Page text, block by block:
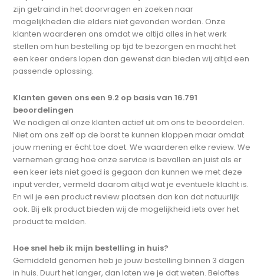
zijn getraind in het doorvragen en zoeken naar
mogelijkheden die elders niet gevonden worden. Onze
klanten waarderen ons omdat we altijd alles in het werk
stellen om hun bestelling op tijd te bezorgen en mocht het
een keer anders lopen dan gewenst dan bieden wij altijd een
passende oplossing.
Klanten geven ons een 9.2 op basis van 16.791
beoordelingen
We nodigen al onze klanten actief uit om ons te beoordelen.
Niet om ons zelf op de borst te kunnen kloppen maar omdat
jouw mening er écht toe doet. We waarderen elke review. We
vernemen graag hoe onze service is bevallen en juist als er
een keer iets niet goed is gegaan dan kunnen we met deze
input verder, vermeld daarom altijd wat je eventuele klacht is.
En wil je een product review plaatsen dan kan dat natuurlijk
ook. Bij elk product bieden wij de mogelijkheid iets over het
product te melden.
Hoe snel heb ik mijn bestelling in huis?
Gemiddeld genomen heb je jouw bestelling binnen 3 dagen
in huis. Duurt het langer, dan laten we je dat weten. Beloftes